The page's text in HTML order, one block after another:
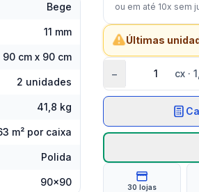
Bege
11 mm
90 cm x 90 cm
2 unidades
41,8 kg
m² por caixa
Polida
90x90
ou em até 10x sem
Últimas
− cx ·
30 lojas